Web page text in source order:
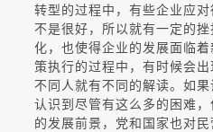
转型的过程中，有些企业应
不是很好，所以就有一定的
化，也使得企业的发展面临
策执行的过程中，有时候会
不同人就有不同的解读。如
认识到尽管有这么多的困难
的发展前景，党和国家也对